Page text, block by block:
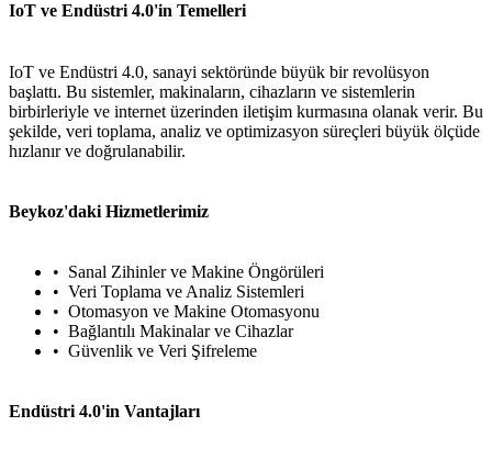
IoT ve Endüstri 4.0'in Temelleri
IoT ve Endüstri 4.0, sanayi sektöründe büyük bir revolüsyon
başlattı. Bu sistemler, makinaların, cihazların ve sistemlerin
birbirleriyle ve internet üzerinden iletişim kurmasına olanak verir. Bu
şekilde, veri toplama, analiz ve optimizasyon süreçleri büyük ölçüde
hızlanır ve doğrulanabilir.
Beykoz'daki Hizmetlerimiz
Sanal Zihinler ve Makine Öngörüleri
Veri Toplama ve Analiz Sistemleri
Otomasyon ve Makine Otomasyonu
Bağlantılı Makinalar ve Cihazlar
Güvenlik ve Veri Şifreleme
Endüstri 4.0'in Vantajları